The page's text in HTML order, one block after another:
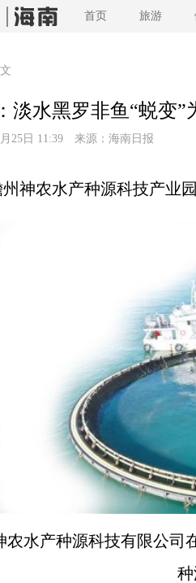
首页 旅游
淡水黑罗非鱼“蜕变”
25日 11:39 来源： 海南日报
农水产种源科技产业园
农水产种源科技有限公司